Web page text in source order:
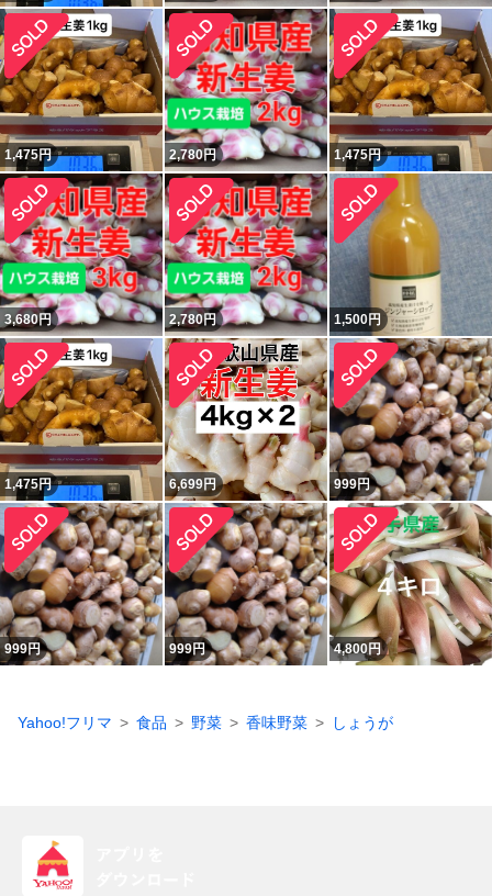
1,475円 2,780円 1,475円
3,680円 2,780円 1,500円
1,475円 6,699円 999円
999円 999円 4,800円
Yahoo!フリマ 食品 野菜 香味野菜 しょうが